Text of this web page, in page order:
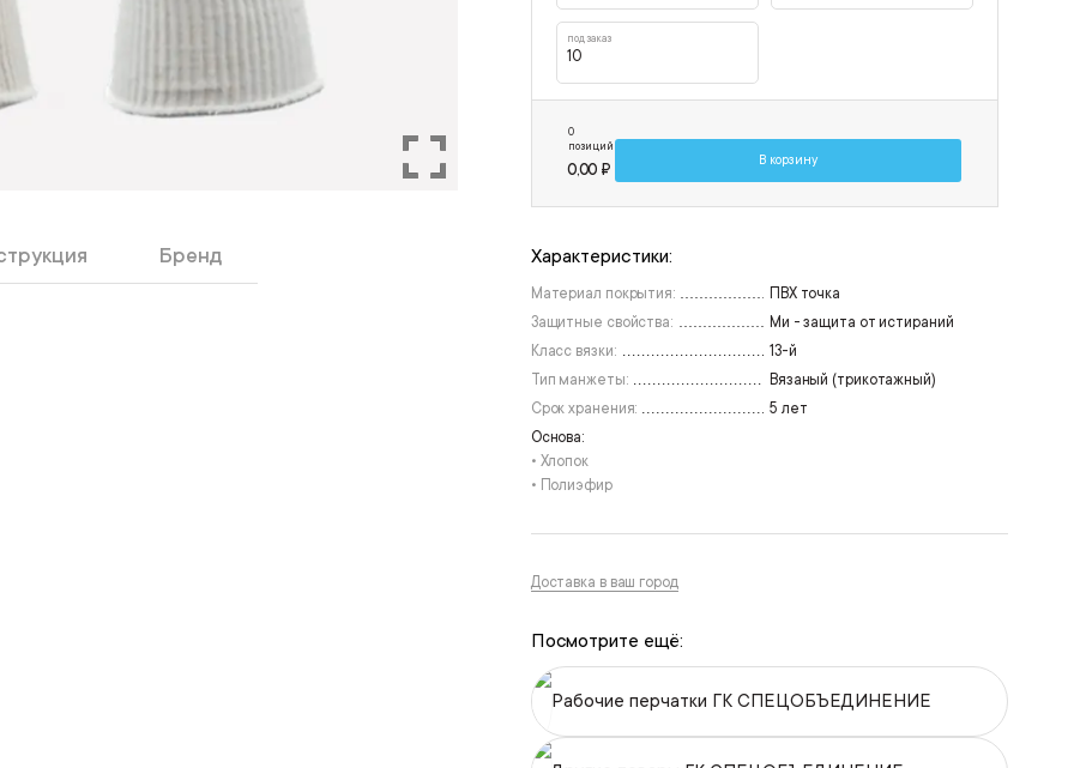
Бренд
под заказ
10
0
позиций
0,00 ₽
В корзину
Характеристики:
Материал покрытия:
ПВХ точка
Защитные свойства:
Ми - защита от истираний
Класс вязки:
13-й
Тип манжеты:
Вязаный (трикотажный)
Срок хранения:
5 лет
Основа:
• Хлопок
• Полиэфир
Доставка в ваш город
Посмотрите ещё:
Рабочие перчатки ГК СПЕЦОБЪЕДИНЕНИЕ